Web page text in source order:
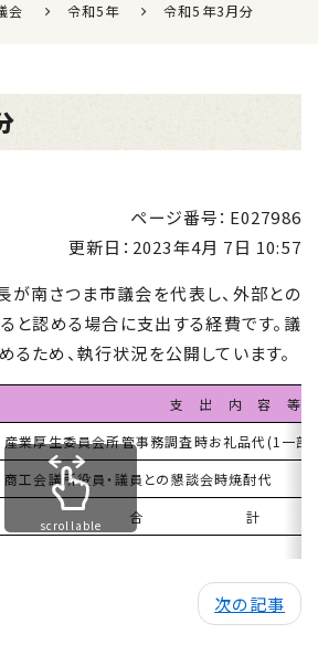
会 令和5年 令和5年3月分
ページ番号：E027986
更新日： 2023年4月 7日 10:57
南さつま市議会を代表し、外部との
と認める場合に支出する経費です。議
ため、執行状況を公開しています。
支 出 内 容 等
産業厚生委員会所管事務調査時お礼品代(1一部
商工会議所役員・議員との懇談会時焼酎代
合 計
scrollable
次の記事